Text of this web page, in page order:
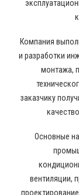
Компания
и разработки
монтажа,
заказчику
Основные
вентиляции,